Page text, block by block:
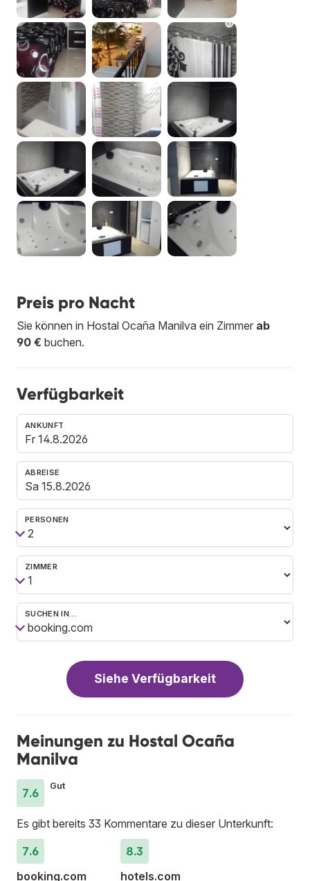
Preis pro Nacht
Sie können in Hostal Ocaña Manilva ein Zimmer ab
90 € buchen.
Verfügbarkeit
ANKUNFT
ABREISE
PERSONEN
ZIMMER
SUCHEN IN…
Siehe Verfügbarkeit
Meinungen zu Hostal Ocaña
Manilva
7.6
Gut
Es gibt bereits 33 Kommentare zu dieser Unterkunft:
7.6
booking.com
8.3
hotels.com